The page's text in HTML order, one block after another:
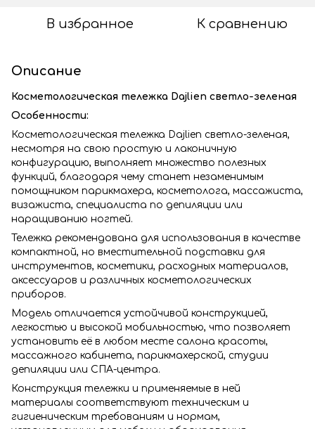
В избранное К сравнению
Описание
Косметологическая тележка Dajlien светло-зеленая
Особенности:
Косметологическая тележка Dajlien светло-зеленая,
несмотря на свою простую и лаконичную
конфигурацию, выполняет множество полезных
функций, благодаря чему станет незаменимым
помощником парикмахера, косметолога, массажиста,
визажиста, специалиста по депиляции или
наращиванию ногтей.
Тележка рекомендована для использования в качестве
компактной, но вместительной подставки для
инструментов, косметики, расходных материалов,
аксессуаров и различных косметологических
приборов.
Модель отличается устойчивой конструкцией,
легкостью и высокой мобильностью, что позволяет
установить её в любом месте салона красоты,
массажного кабинета, парикмахерской, студии
депиляции или СПА-центра.
Конструкция тележки и применяемые в ней
материалы соответствуют техническим и
гигиеническим требованиям и нормам,